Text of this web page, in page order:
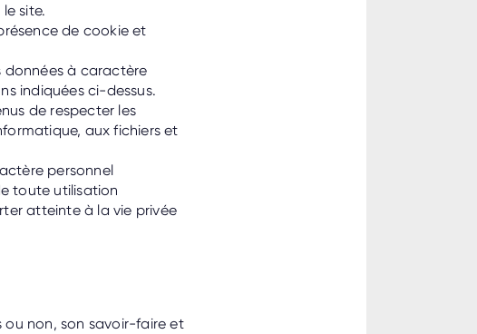
site.
de cookie et
données à caractère
indiquées ci-dessus.
de respecter les
aux fichiers et
personnel
toute utilisation
atteinte à la vie privée
ou non, son savoir-faire et